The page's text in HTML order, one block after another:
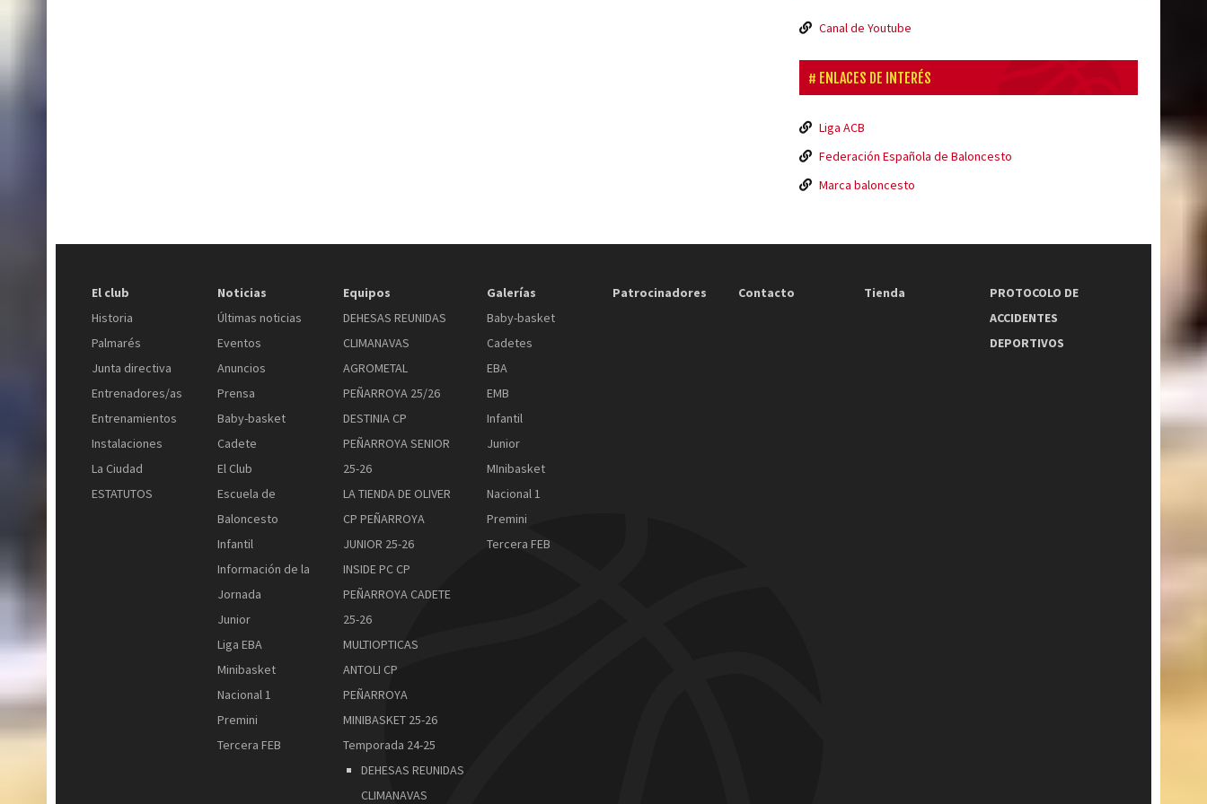
Canal de Youtube
ENLACES DE INTERÉS
Liga ACB
Federación Española de Baloncesto
Marca baloncesto
El club
Historia
Palmarés
Junta directiva
Entrenadores/as
Entrenamientos
Instalaciones
La Ciudad
ESTATUTOS
Noticias
Últimas noticias
Eventos
Anuncios
Prensa
Baby-basket
Cadete
El Club
Escuela de
Baloncesto
Infantil
Información de la
Jornada
Junior
Liga EBA
Minibasket
Nacional 1
Premini
Tercera FEB
Equipos
DEHESAS REUNIDAS
CLIMANAVAS
AGROMETAL
PEÑARROYA 25/26
DESTINIA CP
PEÑARROYA SENIOR
25-26
LA TIENDA DE OLIVER
CP PEÑARROYA
JUNIOR 25-26
INSIDE PC CP
PEÑARROYA CADETE
25-26
MULTIOPTICAS
ANTOLI CP
PEÑARROYA
MINIBASKET 25-26
Temporada 24-25
DEHESAS REUNIDAS
CLIMANAVAS
Galerías
Baby-basket
Cadetes
EBA
EMB
Infantil
Junior
MInibasket
Nacional 1
Premini
Tercera FEB
Patrocinadores Contacto Tienda
PROTOCOLO DE
ACCIDENTES
DEPORTIVOS